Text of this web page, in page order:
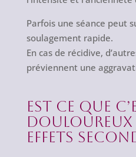
Parfois une séance peut
soulagement rapide.
En cas de récidive,
préviennent une
Est ce que
douloureux
effets